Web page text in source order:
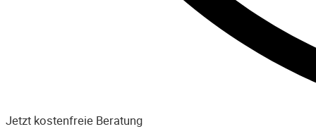
Jetzt kostenfreie Beratung